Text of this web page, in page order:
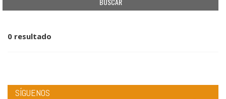
0 resultado
SÍGUENOS